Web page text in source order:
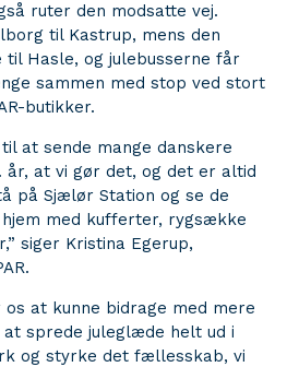
ruter den modsatte vej.
til Kastrup, mens den
Hasle, og julebusserne får
sammen med stop ved stort
butikker.
at sende mange danskere
år, at vi gør det, og det er altid
på Sjælør Station og se de
med kufferter, rygsække
siger Kristina Egerup,
at kunne bidrage med mere
at sprede juleglæde helt ud i
og styrke det fællesskab, vi